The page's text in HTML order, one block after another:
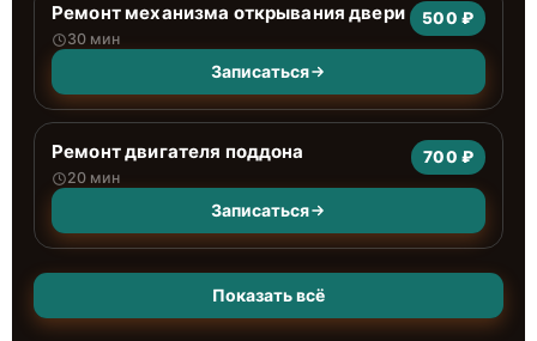
Ремонт механизма открывания двери
30 мин
500 ₽
Записаться
Ремонт двигателя поддона
20 мин
700 ₽
Записаться
Показать всё